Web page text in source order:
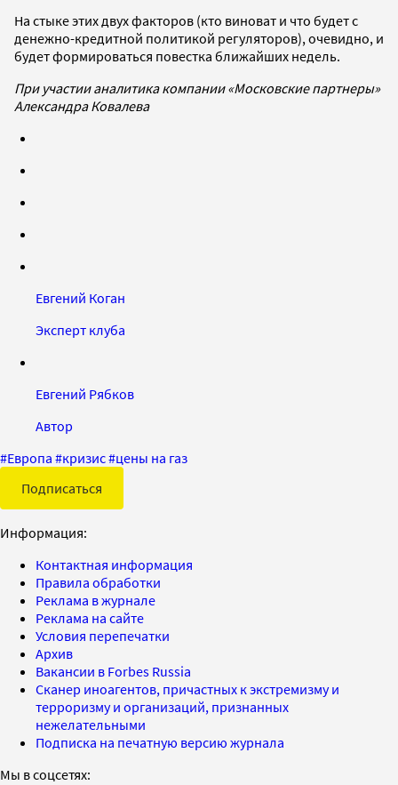
На стыке этих двух факторов (кто виноват и что будет с
денежно-кредитной политикой регуляторов), очевидно, и
будет формироваться повестка ближайших недель.
При участии аналитика компании «Московские партнеры»
Александра Ковалева
Евгений Коган
Эксперт клуба
Евгений Рябков
Автор
#Европа #кризис#цены на газ
Подписаться
Информация:
Контактная информация
Правила обработки
Реклама в журнале
Реклама на сайте
Условия перепечатки
Архив
Вакансии в Forbes Russia
Сканер иноагентов, причастных к экстремизму и
терроризму и организаций, признанных
нежелательными
Подписка на печатную версию журнала
Мы в соцсетях: